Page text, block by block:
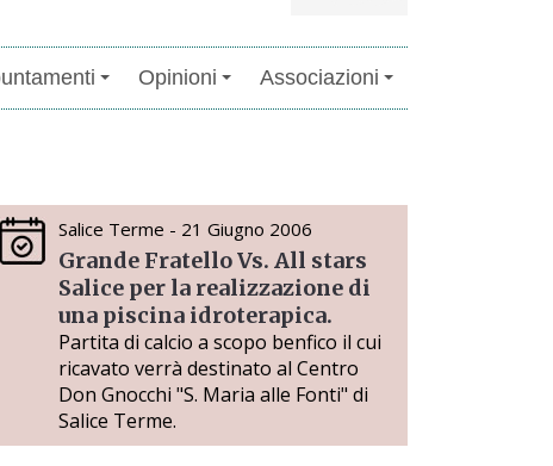
Opinioni Associazioni
Salice Terme - 21 Giugno 2006
Grande Fratello Vs. All stars
Salice per la realizzazione di
una piscina idroterapica.
Partita di calcio a scopo benfico il cui
ricavato verrà destinato al Centro
Don Gnocchi "S. Maria alle Fonti" di
Salice Terme.